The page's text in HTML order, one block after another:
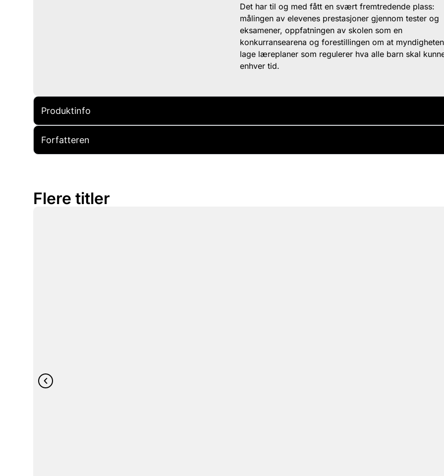
Det har til og med fått en svært fremtredende plass:
målingen av elevenes prestasjoner gjennom tester og
eksamener, oppfatningen av skolen som en
konkurransearena og forestillingen om at
lage læreplaner som regulerer hva alle barn skal
enhver tid.
Produktinfo
Forfatteren
Flere titler